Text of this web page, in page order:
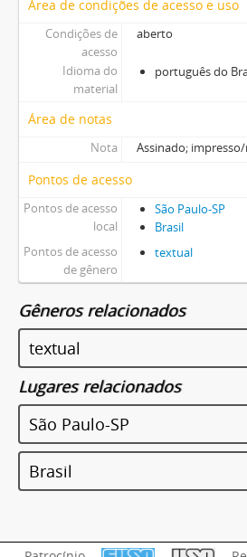
Área de condições de acesso e uso
Condições de
acesso
aberto
Idioma do
material
português do
Área de notas
Nota Assinado;
Pontos de acesso
Pontos de acesso
local
São Paulo-SP
Brasil
Pontos de acesso
de gênero
textual
Gêneros relacionados
textual
Lugares relacionados
São Paulo-SP
Brasil